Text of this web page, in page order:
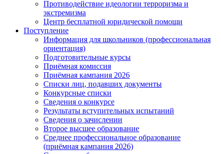
Противодействие идеологии терроризма и
экстремизма
Центр бесплатной юридической помощи
Поступление
Информация для школьников (профессиональная
ориентация)
Подготовительные курсы
Приёмная комиссия
Приёмная кампания 2026
Списки лиц, подавших документы
Конкурсные списки
Сведения о конкурсе
Результаты вступительных испытаний
Сведения о зачислении
Второе высшее образование
Среднее профессиональное образование
(приёмная кампания 2026)